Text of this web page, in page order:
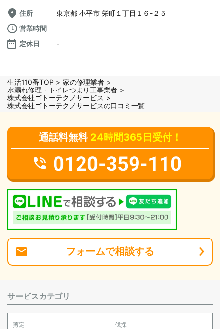
住所
東京都 小平市 栄町１丁目１６-２５
営業時間
定休日
-
生活110番TOP
家の修理業者
水漏れ修理・トイレつまり工事業者
株式会社ゴトーテクノサービス
株式会社ゴトーテクノサービスの口コミ一覧
通話料無料 24時間365日受付！
0120-359-110
フォームで相談する
サービスカテゴリ
剪定 伐採